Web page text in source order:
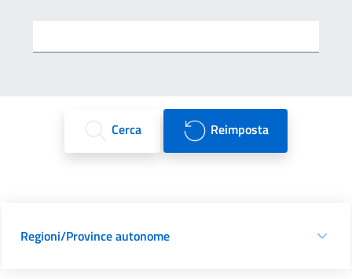
Cerca Reimposta
Regioni/Province autonome